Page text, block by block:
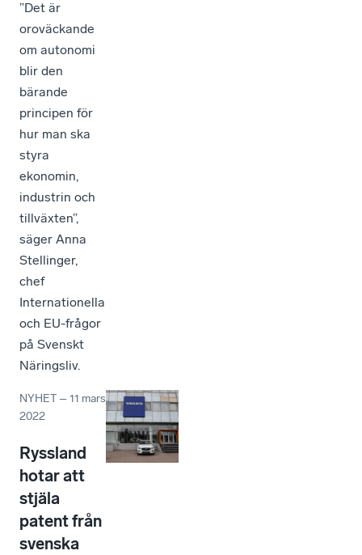
”Det är
oroväckande
om autonomi
blir den
bärande
principen för
hur man ska
styra
ekonomin,
industrin och
tillväxten”,
säger Anna
Stellinger,
chef
Internationella
och EU-frågor
på Svenskt
Näringsliv.
NYHET –11 mars
2022
Ryssland
hotar att
stjäla
patent från
svenska